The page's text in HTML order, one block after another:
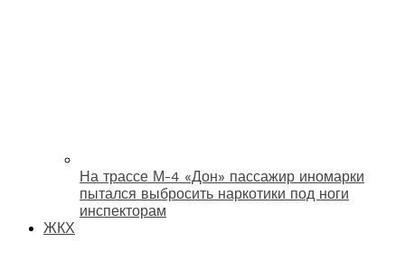
На трассе М-4 «Дон» пассажир иномарки
пытался выбросить наркотики под ноги
инспекторам
ЖКХ